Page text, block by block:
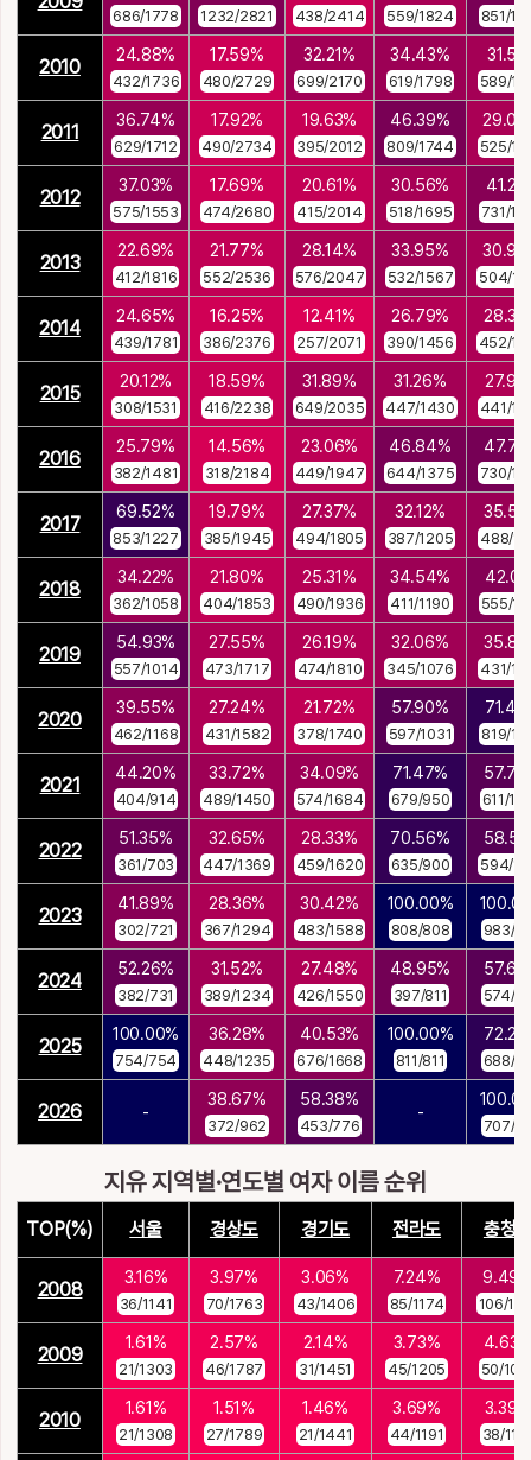
686/1778 1232/2821 438/2414 559/1824 851/
2010
24.88%
432/1736
17.59%
480/2729
32.21%
699/2170
34.43%
619/1798 589/
2011
36.74%
629/1712
17.92%
490/2734
19.63%
395/2012
46.39%
809/1744 525/
2012
37.03%
575/1553
17.69%
474/2680
20.61%
415/2014
30.56%
518/1695 731/
2013
22.69%
412/1816
21.77%
552/2536
28.14%
576/2047
33.95%
532/1567 504/
2014
24.65%
439/1781
16.25%
386/2376
12.41%
257/2071
26.79%
390/1456 452/
2015
20.12%
308/1531
18.59%
416/2238
31.89%
649/2035
31.26%
447/1430 441/
2016
25.79%
382/1481
14.56%
318/2184
23.06%
449/1947
46.84%
644/1375 730/
2017
69.52%
853/1227
19.79%
385/1945
27.37%
494/1805
32.12%
387/1205 488/
2018
34.22%
362/1058
21.80%
404/1853
25.31%
490/1936
34.54%
411/1190 555/
2019
54.93%
557/1014
27.55%
473/1717
26.19%
474/1810
32.06%
345/1076 431/
2020
39.55%
462/1168
27.24%
431/1582
21.72%
378/1740
57.90%
597/1031 819/
2021
44.20%
404/914
33.72%
489/1450
34.09%
574/1684
71.47%
679/950 611/
2022
51.35%
361/703
32.65%
447/1369
28.33%
459/1620
70.56%
635/900 594/
2023
41.89%
302/721
28.36%
367/1294
30.42%
483/1588
100.00%
808/808 983/
2024
52.26%
382/731
31.52%
389/1234
27.48%
426/1550
48.95%
397/811 574/
2025
100.00%
754/754
36.28%
448/1235
40.53%
676/1668
100.00%
811/811 688/
2026 -
38.67%
372/962
58.38%
453/776
-
707/
지유 지역별·연도별 여자 이름 순위
TOP(%) 서울 경상도 경기도 전라도 충청
2008
3.16%
36/1141
3.97%
70/1763
3.06%
43/1406
7.24%
85/1174 106/
2009
1.61%
21/1303
2.57%
46/1787
2.14%
31/1451
3.73%
45/1205 50/
2010
1.61%
21/1308
1.51%
27/1789
1.46%
21/1441
3.69%
44/1191
3.39%
38/